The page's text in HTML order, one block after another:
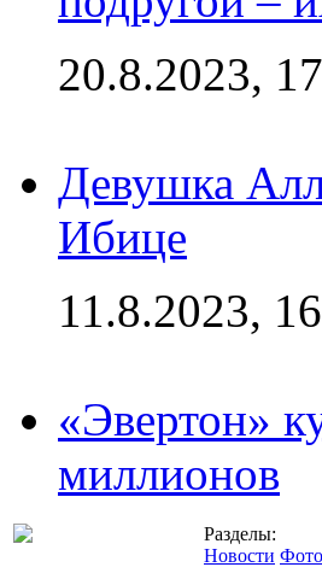
20.8.2023,
Девушка
Ибице
11.8.2023,
«Эвертон»
миллионов
Разделы:
Новости Фото